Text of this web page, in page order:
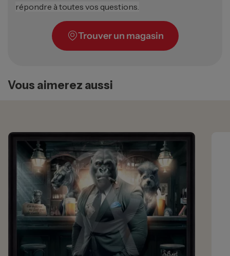
répondre à toutes vos questions.
Trouver un magasin
Vous aimerez aussi